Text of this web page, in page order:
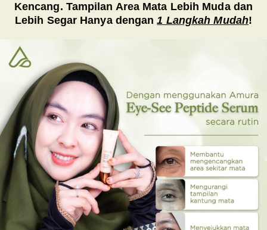
Kencang. Tampilan Area Mata Lebih Muda dan
Lebih Segar Hanya dengan1 Langkah Mudah!